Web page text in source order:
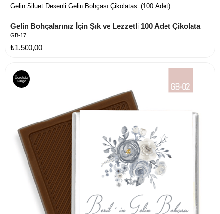
Gelin Siluet Desenli Gelin Bohçası Çikolatası (100 Adet)
Gelin Bohçalarınız İçin Şık ve Lezzetli 100 Adet Çikolata
GB-17
₺1.500,00
Ücretsiz
Kargo